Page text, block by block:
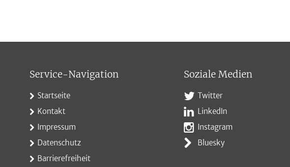
Service-Navigation
Startseite
Kontakt
Impressum
Datenschutz
Barrierefreiheit
Soziale Medien
Twitter
LinkedIn
Instagram
Bluesky